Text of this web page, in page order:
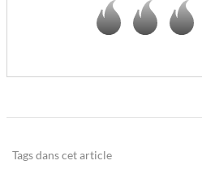
Tags dans cet article